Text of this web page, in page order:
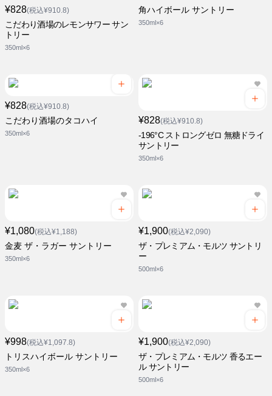
¥828(税込¥910.8)
こだわり酒場のレモンサワー サン
トリー
350ml×6
角ハイボール サントリー
350ml×6
¥828(税込¥910.8)
こだわり酒場のタコハイ
350ml×6
¥828(税込¥910.8)
-196°C ストロングゼロ 無糖ドライ
サントリー
350ml×6
¥1,080(税込¥1,188)
金麦 ザ・ラガー サントリー
350ml×6
¥1,900(税込¥2,090)
ザ・プレミアム・モルツ サントリ
ー
500ml×6
¥998(税込¥1,097.8)
トリスハイボール サントリー
350ml×6
¥1,900(税込¥2,090)
ザ・プレミアム・モルツ 香るエー
ル サントリー
500ml×6